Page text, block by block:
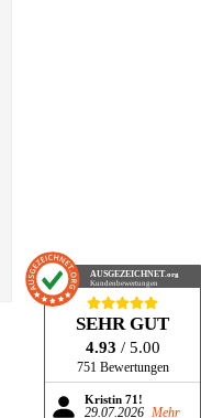
AUSGEZEICHNET.org
Kundenbewertungen
SEHR GUT
4.93 / 5.00
751 Bewertungen
Kristin 71!
29.07.2026 Mehr